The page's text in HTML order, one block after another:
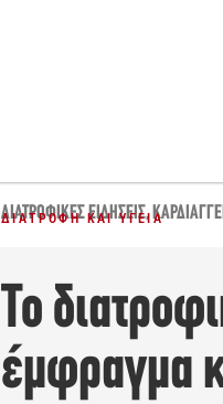
ΔΙΑΤΡΟΦΙΚΈΣ ΕΙΔΉΣΕΙΣ,
ΔΙΑΤΡΟΦΉ ΚΑΙ ΥΓΕΊΑ
Το
έμφραγμα